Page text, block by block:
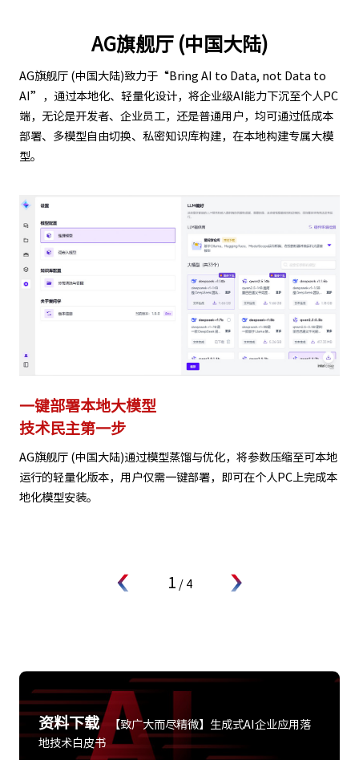
AG旗舰厅 (中国大陆)
AG旗舰厅 (中国大陆)致力于“Bring AI to Data, not Data to
AI”，通过本地化、轻量化设计，将企业级AI能力下沉至个人PC
端，无论是开发者、企业员工，还是普通用户，均可通过低成本
部署、多模型自由切换、私密知识库构建，在本地构建专属大模
型。
一键部署本地大模型
技术民主第一步
AG旗舰厅 (中国大陆)通过模型蒸馏与优化，将参数压缩至可本地
运行的轻量化版本，用户仅需一键部署，即可在个人PC上完成本
地化模型安装。
1 / 4
资料下载
【致广大而尽精微】生成式AI企业应用落
地技术白皮书